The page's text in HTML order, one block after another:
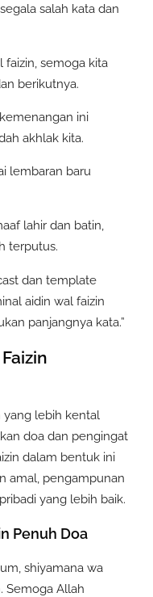
salah kata dan
faizin, semoga kita
berikutnya.
ini
akhlak kita.
lembaran baru
lahir dan batin,
terputus.
dan template
aidin wal faizin
panjangnya kata.”
yang lebih kental
doa dan pengingat
dalam bentuk ini
amal, pengampunan
yang lebih baik.
Penuh Doa
shiyamana wa
Semoga Allah